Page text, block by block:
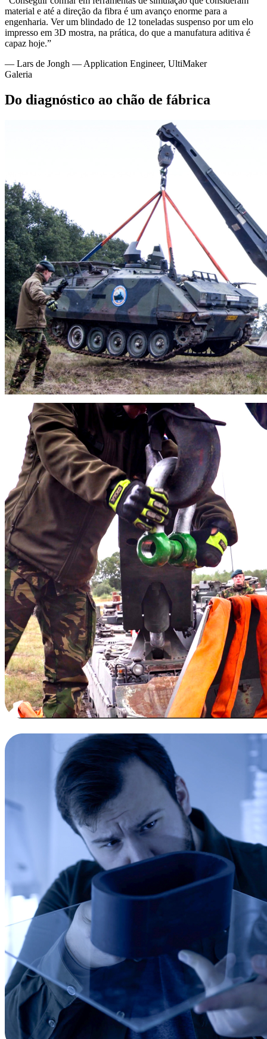
material e até a direção da fibra é um avanço enorme para a
engenharia. Ver um blindado de 12 toneladas suspenso por um elo
impresso em 3D mostra, na prática, do que a manufatura aditiva é
capaz hoje.”
— Lars de Jongh — Application Engineer, UltiMaker
Galeria
Do diagnóstico ao chão de fábrica